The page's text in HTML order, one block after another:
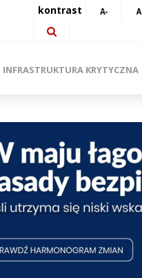
kontrast
INFRASTRUKTURA KRYTYCZNA